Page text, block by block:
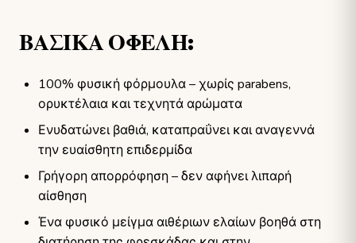
ΒΑΣΙΚΑ ΟΦΕΛΗ:
100% φυσική φόρμουλα – χωρίς parabens,
ορυκτέλαια και τεχνητά αρώματα
Ενυδατώνει βαθιά, καταπραΰνει και αναγεννά
την ευαίσθητη επιδερμίδα
Γρήγορη απορρόφηση – δεν αφήνει λιπαρή
αίσθηση
Ένα φυσικό μείγμα αιθέριων ελαίων βοηθά στη